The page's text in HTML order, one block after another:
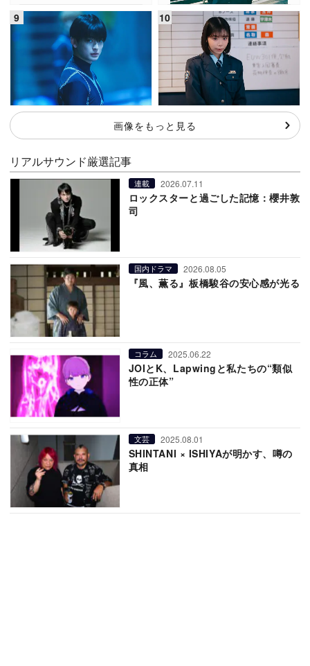
画像をもっと見る
リアルサウンド厳選記事
連載 2026.07.11
ロックスターと過ごした記憶：櫻井敦
司
国内ドラマ 2026.08.05
『風、薫る』板橋駿谷の安心感が光る
コラム 2025.06.22
JOIとK、Lapwingと私たちの“類似
性の正体”
文芸 2025.08.01
SHINTANI × ISHIYAが明かす、噂の
真相